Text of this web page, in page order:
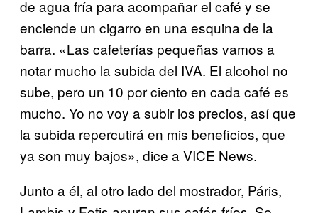
de agua fría para acompañar el café y se
enciende un cigarro en una esquina de la
barra. «Las cafeterías pequeñas vamos a
notar mucho la subida del IVA. El alcohol no
sube, pero un 10 por ciento en cada café es
mucho. Yo no voy a subir los precios, así que
la subida repercutirá en mis beneficios, que
ya son muy bajos», dice a VICE News.
Junto a él, al otro lado del mostrador, Páris,